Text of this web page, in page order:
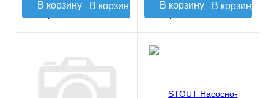
В корзину В корзину